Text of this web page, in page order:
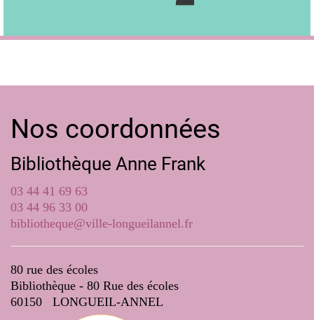
Nos coordonnées
Bibliothèque Anne Frank
03 44 41 69 63
03 44 96 33 00
bibliotheque@ville-longueilannel.fr
80 rue des écoles
Bibliothèque - 80 Rue des écoles
60150 LONGUEIL-ANNEL